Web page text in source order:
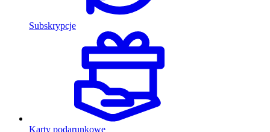
Subskrypcje
Karty podarunkowe